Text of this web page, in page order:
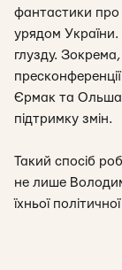
фантастики про
урядом
глузду.
Єрмак та
підтримку змін.
Такий спосіб
не лише
їхньої